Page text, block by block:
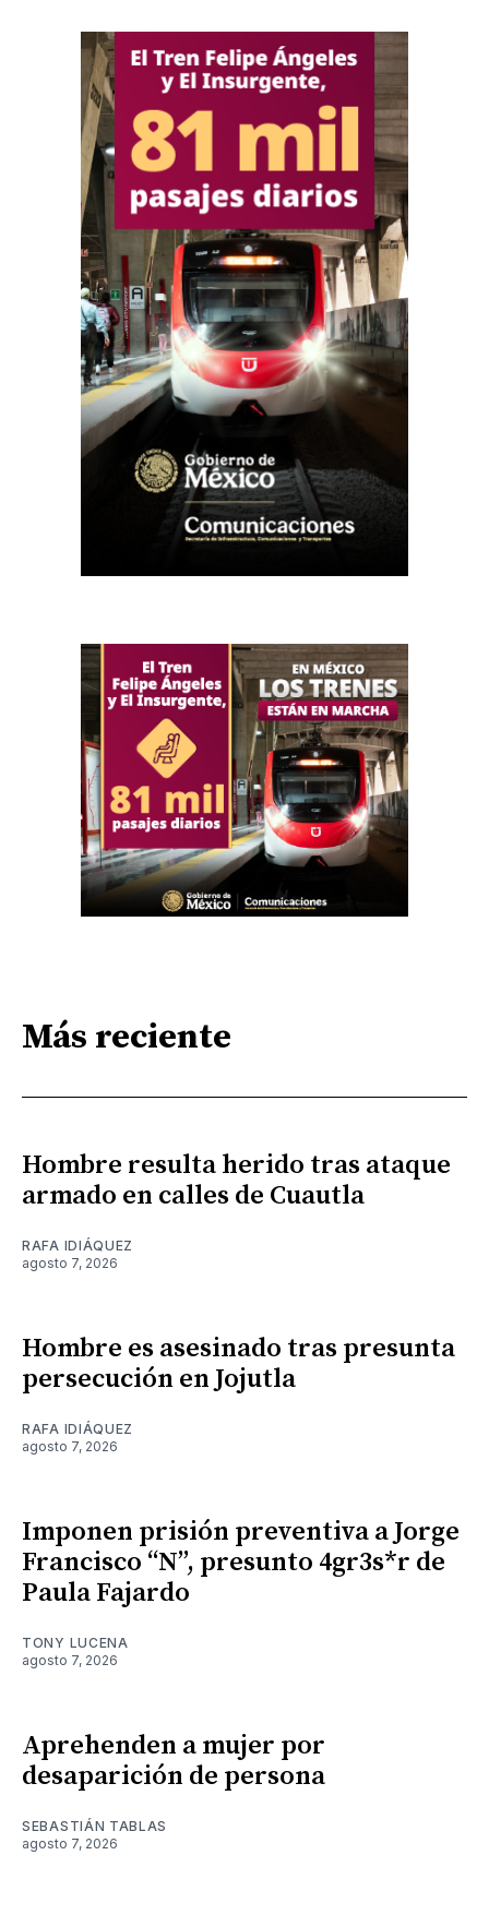
Más reciente
Hombre resulta herido tras ataque
armado en calles de Cuautla
RAFA IDIÁQUEZ
agosto 7, 2026
Hombre es asesinado tras presunta
persecución en Jojutla
RAFA IDIÁQUEZ
agosto 7, 2026
Imponen prisión preventiva a Jorge
Francisco “N”, presunto 4gr3s*r de
Paula Fajardo
TONY LUCENA
agosto 7, 2026
Aprehenden a mujer por
desaparición de persona
SEBASTIÁN TABLAS
agosto 7, 2026